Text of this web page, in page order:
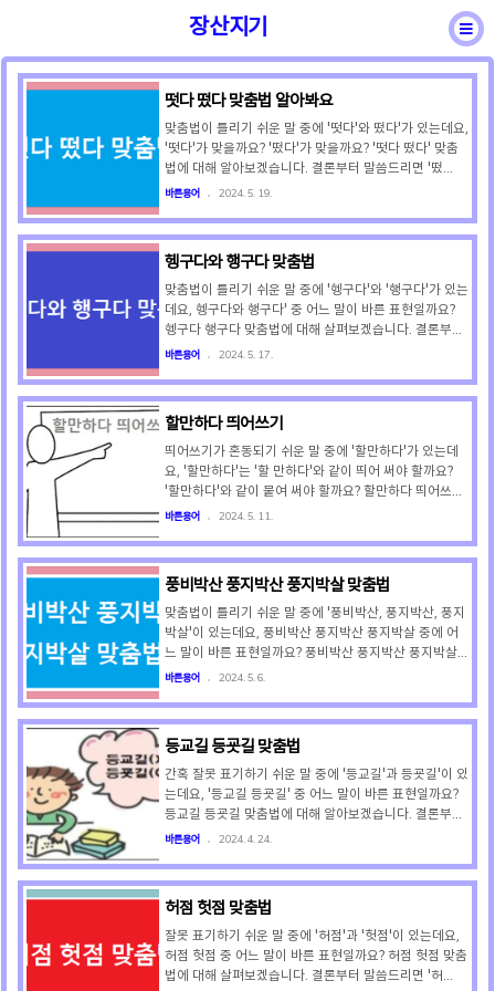
장산지기
일반상식 성어속담
떳다 떴다 맞춤법 알아봐요
맞춤법이 틀리기 쉬운 말 중에 '떳다'와 떴다'가 있는데요,
'떳다'가 맞을까요? '떴다'가 맞을까요? '떳다 떴다' 맞춤
법에 대해 알아보겠습니다. 결론부터 말씀드리면 '떴
다'가 바른 표현입니다. - 떳다 (X)- 떴다 (O) '떴다'는 동
'었'이 붙은 경우로 '뜨' 뒤에 '었'이 붙으면 '떴'이 되므로
하늘에 달이 떴다. (예) 밤하늘에 보름달이 떴다.(예) 지금
하늘에 비행기가 떴다.(예) 장마철 습기로 장판이 떴다.
(예) 지금 도로에 경찰이 떴다.(예) 그녀는 털실로 장갑을
떴다. ① 물 위나 공중에 있거나 위쪽으로 솟아오르다.
(예) 지금 막 비행기가 떴다.(예) 호수에 종이..
바른용어 2024. 5. 19.
헹구다와 행구다 맞춤법
맞춤법이 틀리기 쉬운 말 중에 '헹구다'와 '행구다'가 있는
데요, 헹구다와 행구다' 중 어느 말이 바른 표현일까요?
헹구다 행구다 맞춤법에 대해 살펴보겠습니다. 결론부터
말씀드리면 '헹구다'가 바른 표현입니다. - 헹구다 (O)-
나 흔들어 씻다'는 의미를 지닌 말은 '헹구다'입니다. 따라
부터 없는 말임) (예) 깨끗한 물에 채소를 헹구다. (O)
(예) 깨끗한 물에 채소를 행구다. (X) (예) 맑은 물에 빨래
를 헹구다. (O)(예) 맑은 물에 빨래를 행구다. (X) (예) 찬
물에 머리를 헹구면 안 된다. (O)(예) 찬물에 머리를 행구
면 안 된다. (X) ① 헹구다 유의어'..
바른용어 2024. 5. 17.
할만하다 띄어쓰기
띄어쓰기가 혼동되기 쉬운 말 중에 '할만하다'가 있는데
요, '할만하다'는 '할 만하다'와 같이 띄어 써야 할까요?
'할만하다'와 같이 붙여 써야 할까요? 할만하다 띄어쓰기
에 대해 살펴보겠습니다. 결론부터 말씀드리면 '할 만하
붙여 쓰는 것도 허용이 됩니다. - 할 만하다 (원칙)- 할만
'보조형용사 '만하다'가 연결된 경우로서 '할 만하다'와 같
이 띄어 쓰는 것이 원칙입니다. 그러나 한글맞춤법 제47
항의 규정에 의거 '-아 / -어' 뒤에 연결되는 보조용언(만
하다)은 '본용언(할)에 붙여 적는 것이 허용되므로 '할만
하다'와 같이 붙여 적을 수 있습니다. (예) 이 일은 할 만
바른용어 2024. 5. 11.
풍비박산 풍지박산 풍지박살 맞춤법
맞춤법이 틀리기 쉬운 말 중에 '풍비박산, 풍지박산, 풍지
박살'이 있는데요, 풍비박산 풍지박산 풍지박살 중에 어
느 말이 바른 표현일까요? 풍비박산 풍지박산 풍지박살
맞춤법에 대해 알아보겠습니다. 결론부터 말씀드리면 '풍
(X)- 풍지박살 (X) '사방으로 날아 흩어짐'을 뜻하는 말
현입니다. ※ 풍비박산(風飛雹散)사자성어로서 우박이
바람에 날려 사방으로 흩어진다는 말로, 무엇이 산산이
부서져 사방으로 날아서 흩어짐을 뜻합니다. 풍비박산
(風飛雹散)의 개별 한자의 뜻은 (風 : 바람 풍) (飛 : 날
비) (雹 : 우박 박) (散 : 흩을 산)입니다. (예) 사업이 망
바른용어 2024. 5. 6.
등교길 등굣길 맞춤법
간혹 잘못 표기하기 쉬운 말 중에 '등교길'과 등굣길'이 있
는데요, '등교길 등굣길' 중 어느 말이 바른 표현일까요?
등교길 등굣길 맞춤법에 대해 알아보겠습니다. 결론부터
말씀드리면 '등굣길'이 바른 표현입니다. - 등교길 (X) -
길'을 뜻하는 말인데요, 등굣길이 맞는 이유에 대해 알아
경우에 사용하는데요, 등굣길은 합성명사의 앞말이 모음
(등교+길)이므로 한글맟춤법 제4장 제4절 제30항의 규
정에 의거 사이시옷을 받쳐 적는 것입니다. (예) 등교길에
친구를 만났다. (X) (예) 등굣길에 친구를 만났다. (O) 마
바른용어 2024. 4. 24.
허점 헛점 맞춤법
잘못 표기하기 쉬운 말 중에 '허점'과 '헛점'이 있는데요,
허점 헛점 중 어느 말이 바른 표현일까요? 허점 헛점 맞춤
법에 대해 살펴보겠습니다. 결론부터 말씀드리면 '허